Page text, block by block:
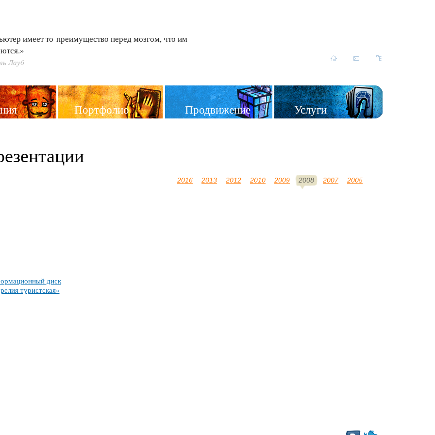
имеет то преимущество перед мозгом, что им
Лауб
Портфолио Продвижение Услуги
2016 2013 2012 2010 2009 2008 2007 2005
диск
туристская»